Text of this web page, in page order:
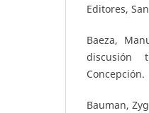
Editores,
Baeza,
discusión
Concepción.
Bauman,